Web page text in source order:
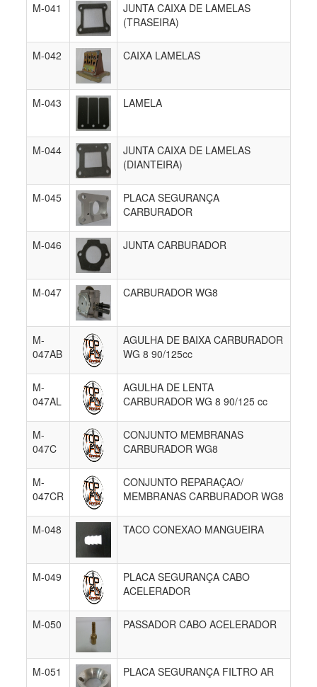
M-041
JUNTA CAIXA DE LAMELAS
(TRASEIRA)
M-042 CAIXA LAMELAS
M-043 LAMELA
M-044
JUNTA CAIXA DE LAMELAS
(DIANTEIRA)
M-045
PLACA SEGURANÇA
CARBURADOR
M-046 JUNTA CARBURADOR
M-047 CARBURADOR WG8
M-
047AB
AGULHA DE BAIXA CARBURADOR
WG 8 90/125cc
M-
047AL
AGULHA DE LENTA
CARBURADOR WG 8 90/125 cc
M-
047C
CONJUNTO MEMBRANAS
CARBURADOR WG8
M-
047CR
CONJUNTO REPARAÇAO/
MEMBRANAS CARBURADOR WG8
M-048 TACO CONEXAO MANGUEIRA
M-049
PLACA SEGURANÇA CABO
ACELERADOR
M-050 PASSADOR CABO ACELERADOR
M-051 PLACA SEGURANÇA FILTRO AR